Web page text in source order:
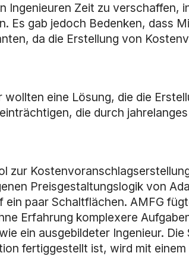
Ingenieuren Zeit zu verschaffen,
Es gab jedoch Bedenken, dass
da die Erstellung von
eine Lösung, die die
die durch
zur
Preisgestaltungslogik von
paar Schaltflächen. AMFG
Erfahrung komplexere
ein ausgebildeter Ingenieur.
fertiggestellt ist, wird mit einem